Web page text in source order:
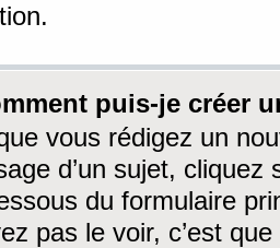
puis-je créer
vous rédigez un
d’un sujet, cliquez
du formulaire
pas le voir, c’est